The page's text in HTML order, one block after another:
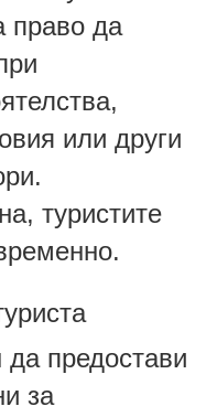
право да
или други
туристите
предостави
за